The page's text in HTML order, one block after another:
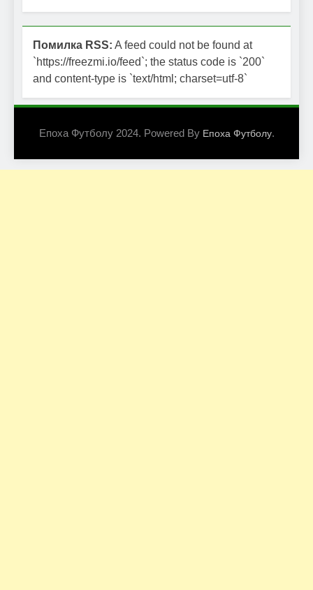
Помилка RSS: A feed could not be found at
`https://freezmi.io/feed`; the status code is `200`
and content-type is `text/html; charset=utf-8`
Епоха Футболу 2024. Powered By Епоха Футболу.